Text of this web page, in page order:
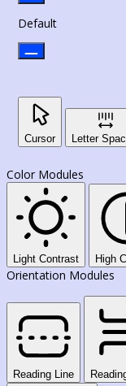
Default
Cursor Letter
Color Modules
Light Contrast High
Orientation Modules
Reading Line